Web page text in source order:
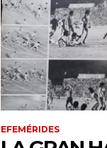
EFEMÉRIDES